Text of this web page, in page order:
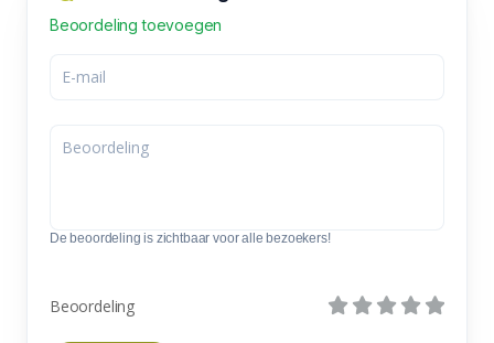
Beoordeling toevoegen
De beoordeling is zichtbaar voor alle bezoekers!
Beoordeling